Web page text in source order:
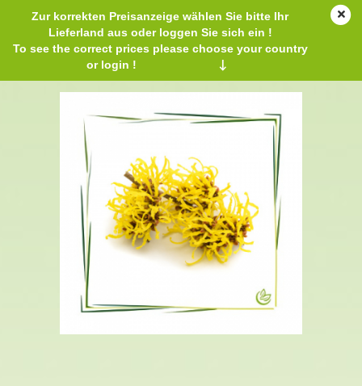
Zur korrekten Preisanzeige wählen Sie bitte Ihr
Lieferland aus oder loggen Sie sich ein !
To see the correct prices please choose your country
or login !
↓
Hamamelis Extrakt 100 ml